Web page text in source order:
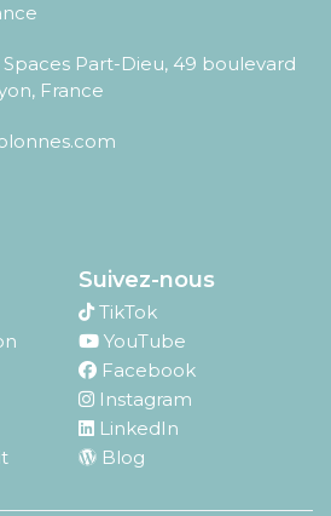
Spaces Part-Dieu, 49 boulevard
France
Suivez-nous
TikTok
YouTube
Facebook
Instagram
LinkedIn
Blog